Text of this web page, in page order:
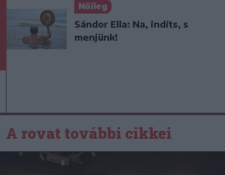
Nőileg
Sándor Ella: Na, indíts, s
menjünk!
A rovat további cikkei